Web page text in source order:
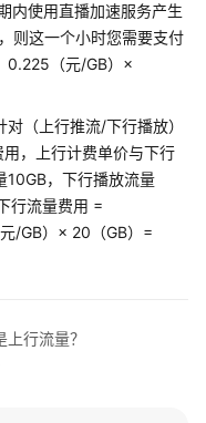
内使用直播加速服务产生
则这一个小时您需要支付
0.225（元/GB）×
（上行推流/下行播放）
，上行计费单价与下行
10GB，下行播放流量
行流量费用 =
/GB）× 20（GB）=
行流量？